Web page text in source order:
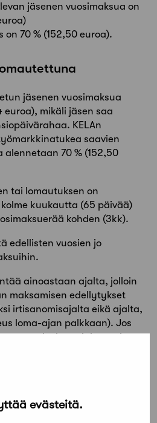
evästeitä.
jäsenen vuosimaksua on
70 % (152,50 euroa).
jäsenen vuosimaksua
mikäli jäsen saa
KELAn
saavien
alennetaan 70 % (152,50
tai lomautuksen on
kuukautta (65 päivää)
kohden (3kk).
edellisten vuosien jo
ainoastaan ajalta, jolloin
maksamisen edellytykset
irtisanomisajalta eikä ajalta,
loma-ajan palkkaan). Jos
laskutusjakson ajan,
tai lomautuksen